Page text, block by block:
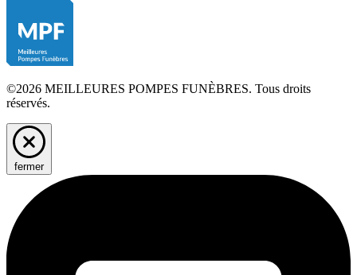
©2026 MEILLEURES POMPES FUNÈBRES. Tous droits
réservés.
fermer